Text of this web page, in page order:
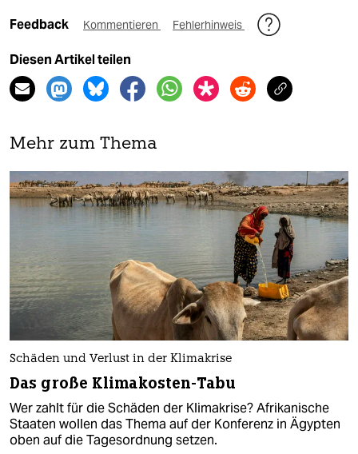
Feedback Kommentieren Fehlerhinweis
Diesen Artikel teilen
Mehr zum Thema
Schäden und Verlust in der Klimakrise
Das große Klimakosten-Tabu
Wer zahlt für die Schäden der Klimakrise? Afrikanische
Staaten wollen das Thema auf der Konferenz in Ägypten
oben auf die Tagesordnung setzen.